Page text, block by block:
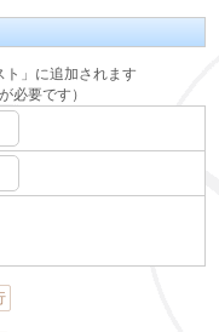
」に追加されます
必要です）